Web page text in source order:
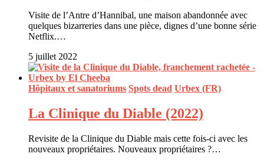
Visite de l’Antre d’Hannibal, une maison abandonnée avec
quelques bizarreries dans une pièce, dignes d’une bonne série
Netflix.…
5 juillet 2022
Hôpitaux et sanatoriums Spots dead Urbex (FR)
La Clinique du Diable (2022)
Revisite de la Clinique du Diable mais cette fois-ci avec les
nouveaux propriétaires. Nouveaux propriétaires ?…